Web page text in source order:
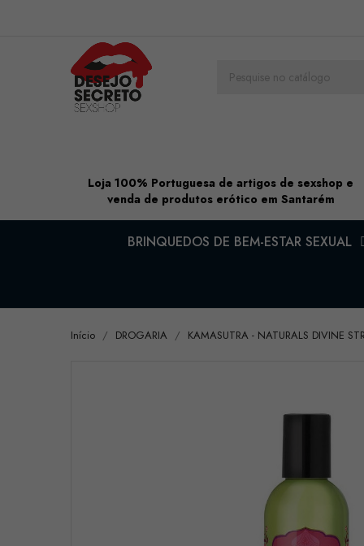
Loja 100% Portuguesa de artigos de sexshop e
venda de produtos erótico em Santarém
BRINQUEDOS DE BEM-ESTAR SEXUAL
Início DROGARIA KAMASUTRA - NATURALS DIVINE